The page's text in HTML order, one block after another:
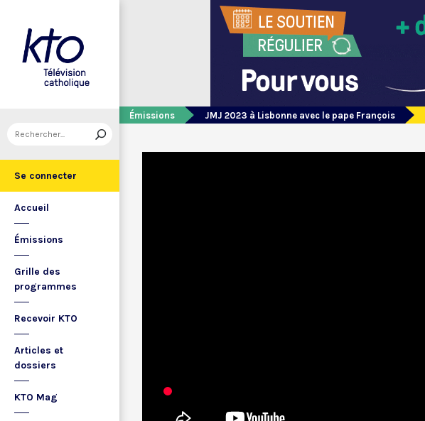
Se connecter
Accueil
Émissions
Grille des
programmes
Recevoir KTO
Articles et
dossiers
KTO Mag
Émissions JMJ 2023 à Lisbonne avec le pape François